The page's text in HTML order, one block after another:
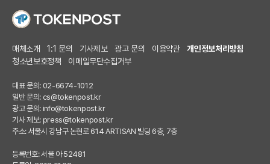
매체소개 1:1 문의 기사제보 광고 문의 이용약관
개인정보처리방침
청소년보호정책
이메일무단수집거부
대표 문의: 02-6674-1012
일반 문의: cs@tokenpost.kr
광고 문의: info@tokenpost.kr
기사 제보: press@tokenpost.kr
주소: 서울시 강남구 논현로 614 ARTISAN 빌딩 6층, 7층
등록번호: 서울 아 52481